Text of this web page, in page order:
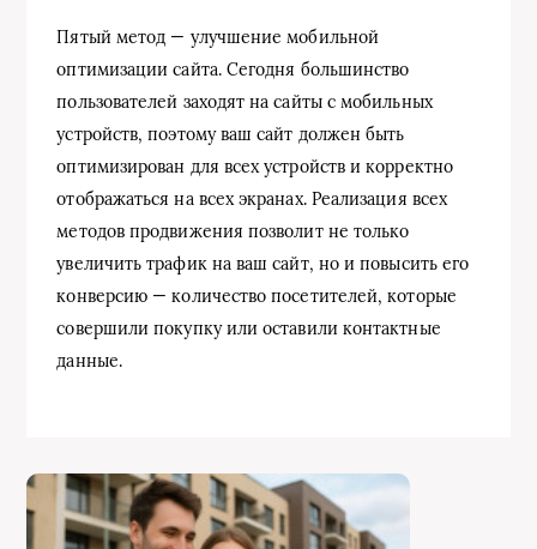
Пятый метод — улучшение мобильной
оптимизации сайта. Сегодня большинство
пользователей заходят на сайты с мобильных
устройств, поэтому ваш сайт должен быть
оптимизирован для всех устройств и корректно
отображаться на всех экранах. Реализация всех
методов продвижения позволит не только
увеличить трафик на ваш сайт, но и повысить его
конверсию — количество посетителей, которые
совершили покупку или оставили контактные
данные.